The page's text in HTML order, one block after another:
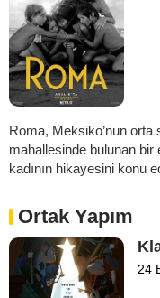
Roma, Meksiko’nun orta
mahallesinde bulunan
kadının hikayesini konu
Ortak Yapım
24